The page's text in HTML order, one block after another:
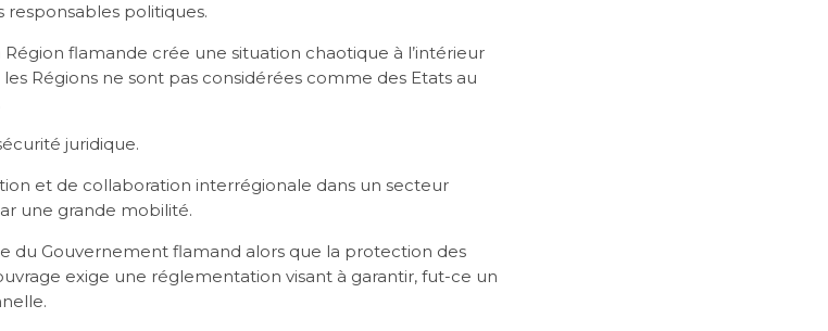
politiques.
Région flamande crée une situation chaotique à l’intérieur
Régions ne sont pas considérées comme des Etats au
juridique.
et de collaboration interrégionale dans un secteur
une grande mobilité.
du Gouvernement flamand alors que la protection des
exige une réglementation visant à garantir, fut-ce un